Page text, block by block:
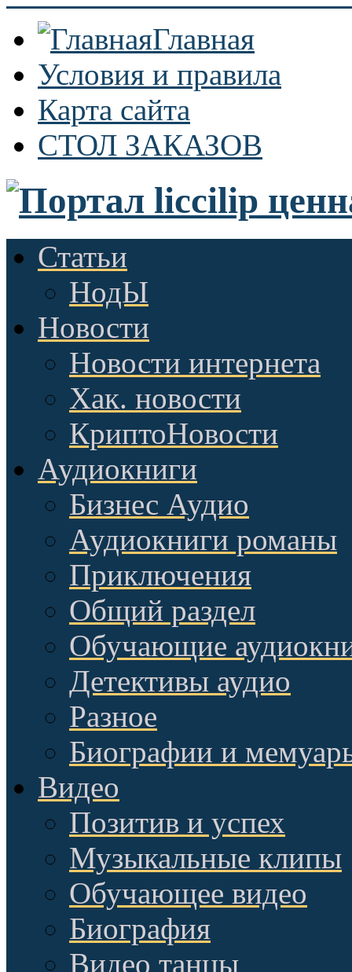
Главная
Условия и правила
Карта сайта
СТОЛ ЗАКАЗОВ
Статьи
НодЫ
Новости
Новости интернета
Хак. новости
КриптоНовости
Аудиокниги
Бизнес Аудио
Аудиокниги романы
Приключения
Общий раздел
Обучающие
Детективы аудио
Разное
Биографии и
Видео
Позитив и успех
Музыкальные клипы
Обучающее видео
Биография
Видео танцы